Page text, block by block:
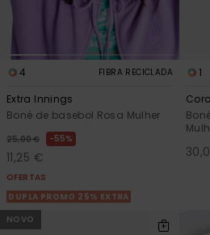
4 FIBRA RECICLADA
Extra Innings
Boné de basebol Rosa Mulher
25,00 € 55%
11,25 €
OFERTAS
DUPLA PROMO 25% EXTRA
1
NOVO